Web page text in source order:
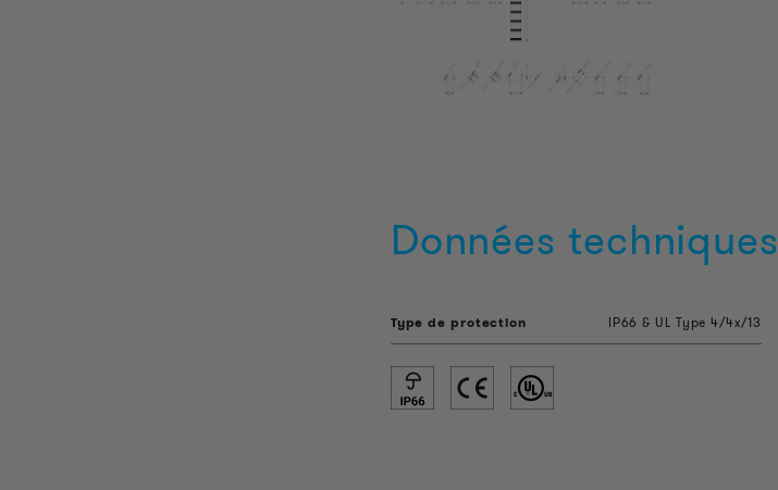
Données techniques
Type de protection IP66 & UL Type 4/4x/13